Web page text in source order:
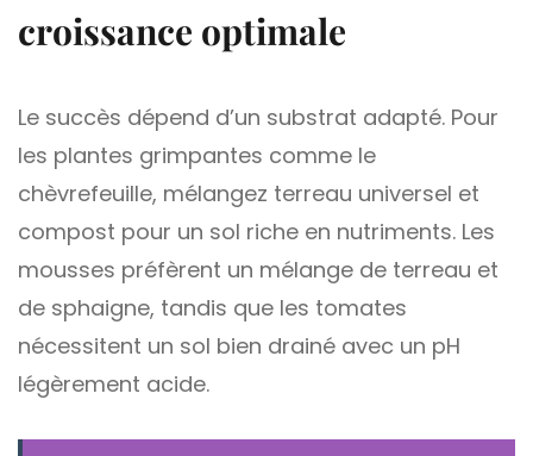
croissance optimale
Le succès dépend d’un substrat adapté. Pour
les plantes grimpantes comme le
chèvrefeuille, mélangez terreau universel et
compost pour un sol riche en nutriments. Les
mousses préfèrent un mélange de terreau et
de sphaigne, tandis que les tomates
nécessitent un sol bien drainé avec un pH
légèrement acide.